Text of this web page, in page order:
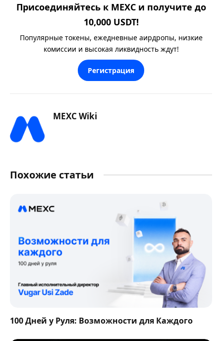
Присоединяйтесь к MEXC и получите до
10,000 USDT!
Популярные токены, ежедневные аирдропы, низкие
комиссии и высокая ликвидность ждут!
Регистрация
MEXC Wiki
Похожие статьи
100 Дней у Руля: Возможности для Каждого